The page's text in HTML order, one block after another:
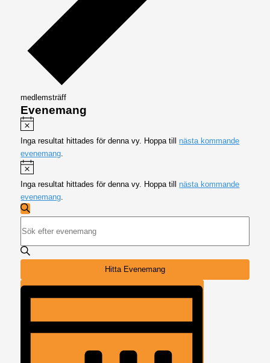
medlemsträff
Evenemang
Inga resultat hittades för denna vy. Hoppa till nästa kommande
evenemang.
Inga resultat hittades för denna vy. Hoppa till nästa kommande
evenemang.
Evenemang
och
visningar
Navigation
Sök
nyckelord.
Sök
efter
efter
nyckelord.
Hitta Evenemang
Evenemang
vynavigering